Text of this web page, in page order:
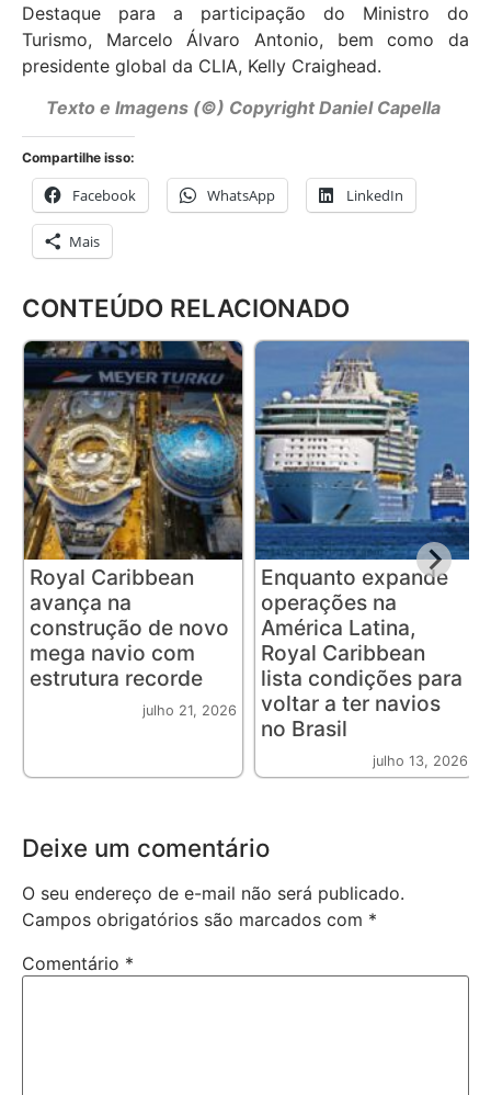
Destaque para a participação do Ministro do
Turismo, Marcelo Álvaro Antonio, bem como da
presidente global da CLIA, Kelly Craighead.
Texto e Imagens (©) Copyright Daniel Capella
Compartilhe isso:
Facebook WhatsApp LinkedIn
Mais
CONTEÚDO RELACIONADO
Royal Caribbean
avança na
construção de novo
mega navio com
estrutura recorde
julho 21, 2026
Enquanto expande
operações na
América Latina,
Royal Caribbean
lista condições para
voltar a ter navios
no Brasil
julho 13, 2026
Deixe um comentário
O seu endereço de e-mail não será publicado.
Campos obrigatórios são marcados com *
Comentário *